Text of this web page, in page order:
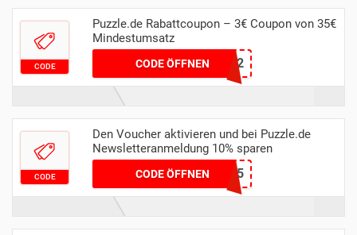
CODE
Puzzle.de Rabattcoupon – 3€ Coupon von 35€
Mindestumsatz
CODE ÖFFNENCOUPF22
CODE
Den Voucher aktivieren und bei Puzzle.de
Newsletteranmeldung 10% sparen
CODE ÖFFNEN
196339OTK5